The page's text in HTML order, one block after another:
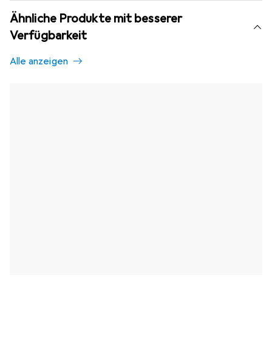
Ähnliche Produkte mit besserer
Verfügbarkeit
Alle anzeigen